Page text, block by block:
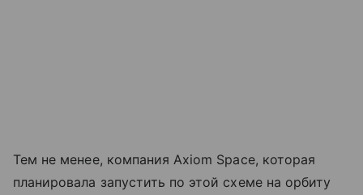
Тем не менее, компания Axiom Space, которая
планировала запустить по этой схеме на орбиту